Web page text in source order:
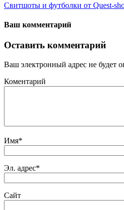
Свитшоты и футболки от Quest-
Ваш комментарий
Оставить комментарий
Ваш электронный адрес не будет
Коментарий
Имя*
Эл. адрес*
Сайт